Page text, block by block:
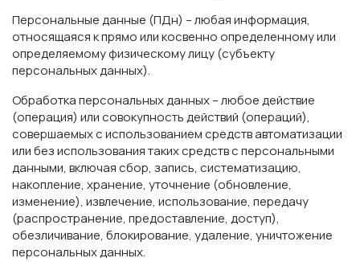
Персональные данные (ПДн) – любая информация,
относящаяся к прямо или косвенно определенному или
определяемому физическому лицу (субъекту
персональных данных).
Обработка персональных данных – любое действие
(операция) или совокупность действий (операций),
совершаемых с использованием средств автоматизации
или без использования таких средств с персональными
данными, включая сбор, запись, систематизацию,
накопление, хранение, уточнение (обновление,
изменение), извлечение, использование, передачу
(распространение, предоставление, доступ),
обезличивание, блокирование, удаление, уничтожение
персональных данных.